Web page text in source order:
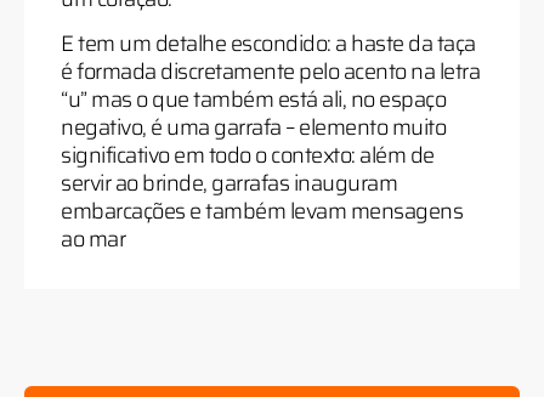
E tem um detalhe escondido: a haste da taça
é formada discretamente pelo acento na letra
“u” mas o que também está ali, no espaço
negativo, é uma garrafa – elemento muito
significativo em todo o contexto: além de
servir ao brinde, garrafas inauguram
embarcações e também levam mensagens
ao mar